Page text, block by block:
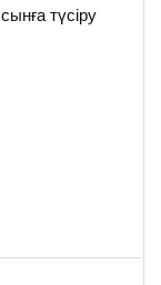
сынға түсіру